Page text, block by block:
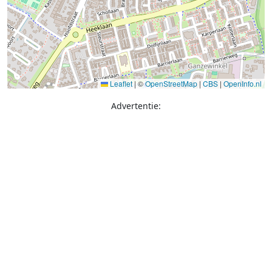
Leaflet | ©OpenStreetMap | CBS | OpenInfo.nl
Advertentie: